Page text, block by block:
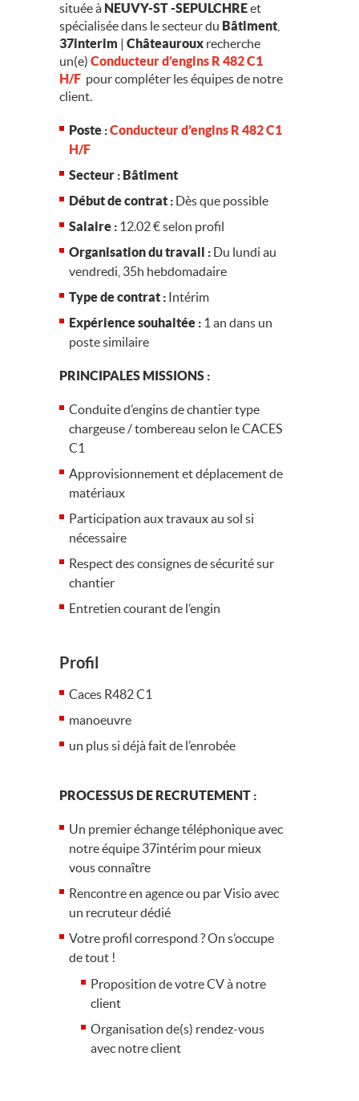
située à NEUVY-ST -SEPULCHREet
spécialisée dans le secteur du Bâtiment
37interim | Châteauroux recherche
un(e) Conducteur d’engins R 482 C1
H/F pour compléter les équipes de notre
client.
Poste :Conducteur d’engins R 482 C1
H/F
Secteur : Bâtiment
Début de contrat : Dès que possible
Salaire : 12.02 € selon profil
Organisation du travail : Du lundi au
vendredi, 35h hebdomadaire
Type de contrat : Intérim
Expérience souhaitée : 1 an dans un
poste similaire
PRINCIPALES MISSIONS :
Conduite d’engins de chantier type
chargeuse / tombereau selon le CACES
C1
Approvisionnement et déplacement de
matériaux
Participation aux travaux au sol si
nécessaire
Respect des consignes de sécurité sur
chantier
Entretien courant de l’engin
Profil
Caces R482 C1
manoeuvre
un plus si déjà fait de l’enrobée
PROCESSUS DE RECRUTEMENT :
Un premier échange téléphonique avec
notre équipe 37intérim pour mieux
vous connaître
Rencontre en agence ou par Visio avec
un recruteur dédié
Votre profil correspond ? On s’occupe
de tout !
Proposition de votre CV à notre
client
Organisation de(s) rendez-vous
avec notre client